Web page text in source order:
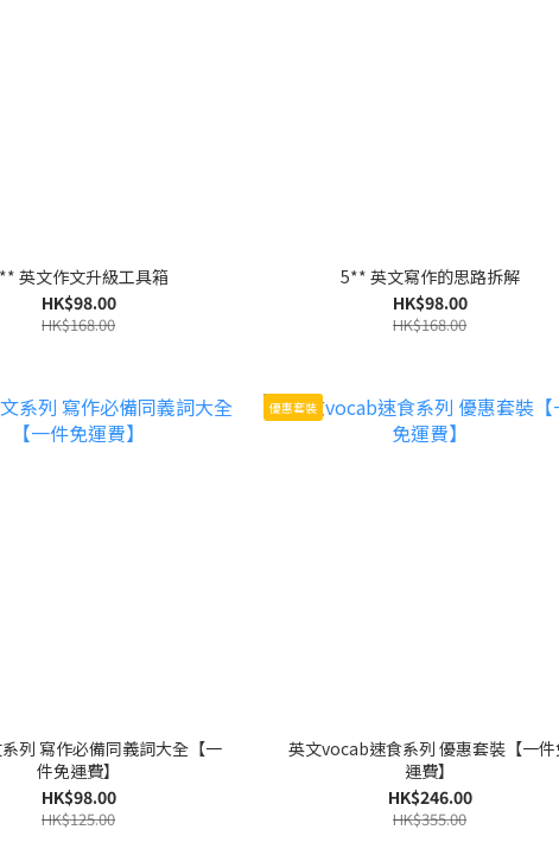
英文作文升級工具箱
HK$98.00
HK$168.00
5** 英文寫作的思路拆解
HK$98.00
HK$168.00
列 寫作必備同義詞大全【一
件免運費】
HK$98.00
HK$125.00
優惠套裝
英文vocab速食系列 優惠套裝【一件
運費】
HK$246.00
HK$355.00